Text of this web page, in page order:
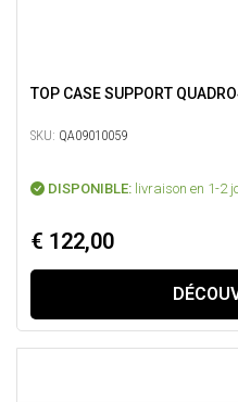
TOP CASE SUPPORT
SKU: QA09010059
DISPONIBLE: livraison en 1-2
€ 122,00